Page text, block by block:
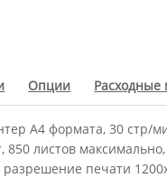
Опции
А4 формата, 30 стр/
850 листов
разрешение печати